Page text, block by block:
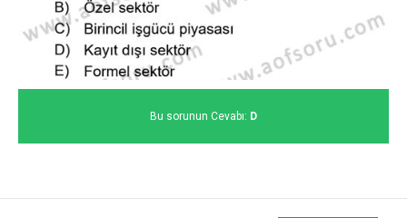
Bu sorunun Cevabı: D